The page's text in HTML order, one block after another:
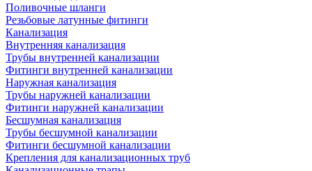
Поливочные шланги
Резьбовые латунные фитинги
Канализация
Внутренняя канализация
Трубы внутренней канализации
Фитинги внутренней канализации
Наружная канализация
Трубы наружней канализации
Фитинги наружней канализации
Бесшумная канализация
Трубы бесшумной канализации
Фитинги бесшумной канализации
Крепления для канализационных труб